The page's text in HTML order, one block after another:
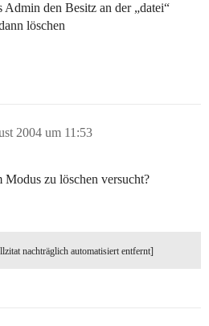
den Besitz an der „datei“
löschen
2004 um 11:53
Modus zu löschen versucht?
nachträglich automatisiert entfernt]